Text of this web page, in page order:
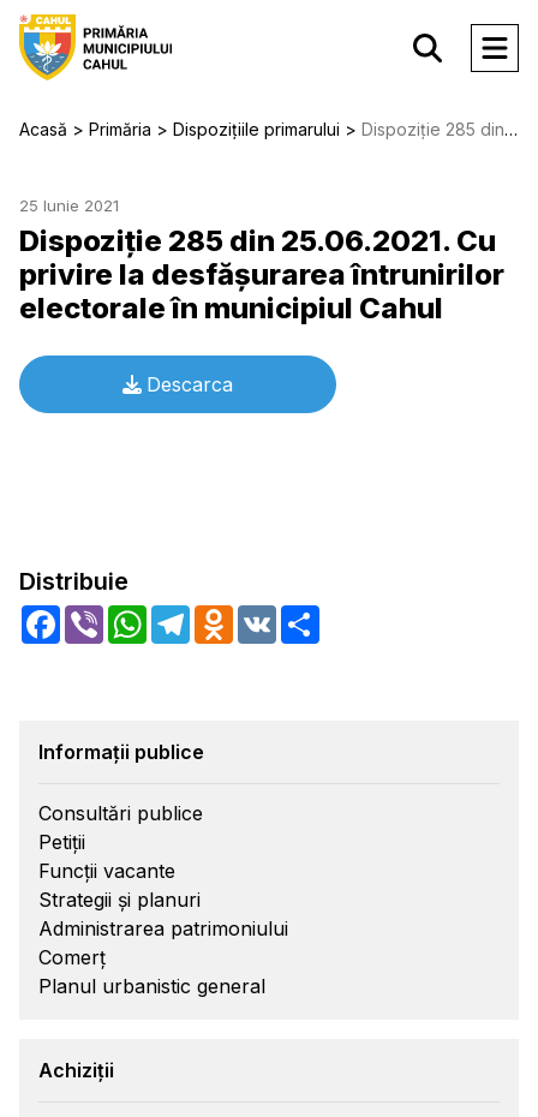
Acasă Primăria Dispozițiile primarului Dispoziție 285 din 25.06.2021. Cu privire la desfăşurarea întrunirilor electorale în municipiul Cahul
25 Iunie 2021
Dispoziție 285 din 25.06.2021. Cu
privire la desfăşurarea întrunirilor
electorale în municipiul Cahul
Descarca
Distribuie
Facebook
Viber WhatsApp
TelegramOdnoklassniki
VK
Informații publice
Consultări publice
Petiții
Funcții vacante
Strategii și planuri
Administrarea patrimoniului
Comerț
Planul urbanistic general
Achiziții